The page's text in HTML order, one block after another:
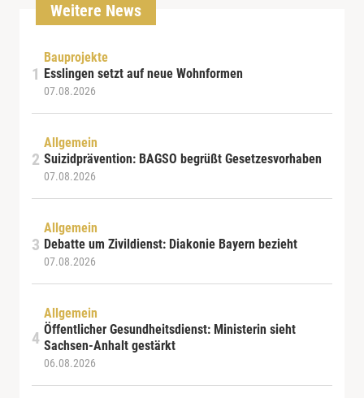
Weitere News
Bauprojekte
Esslingen setzt auf neue Wohnformen
07.08.2026
Allgemein
Suizidprävention: BAGSO begrüßt Gesetzesvorhaben
07.08.2026
Allgemein
Debatte um Zivildienst: Diakonie Bayern bezieht
07.08.2026
Allgemein
Öffentlicher Gesundheitsdienst: Ministerin sieht
Sachsen-Anhalt gestärkt
06.08.2026